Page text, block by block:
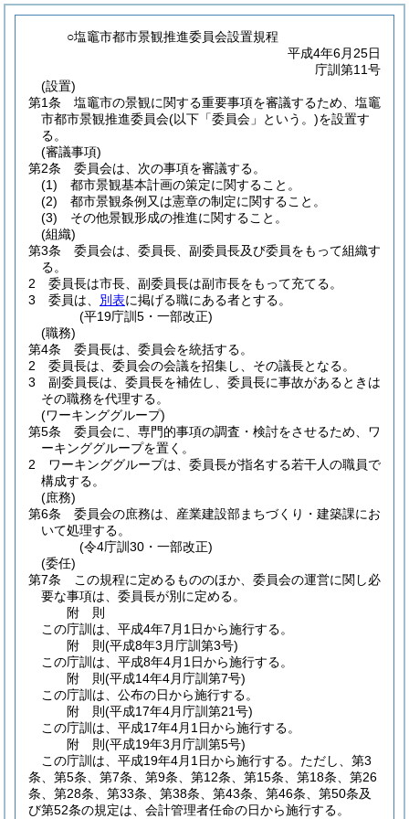
○塩竈市都市景観推進委員会設置規程
平成4年6月25日
庁訓第11号
(設置)
第1条
塩竈市の景観に関する重要事項を審議するため、塩竈
市都市景観推進委員会(以下「委員会」という。)を設置す
る。
(審議事項)
第2条
委員会は、次の事項を審議する。
(1)
都市景観基本計画の策定に関すること。
(2)
都市景観条例又は憲章の制定に関すること。
(3)
その他景観形成の推進に関すること。
(組織)
第3条
委員会は、委員長、副委員長及び委員をもって組織す
る。
2
委員長は市長、副委員長は副市長をもって充てる。
3
委員は、 別表に掲げる職にある者とする。
(平19庁訓5・一部改正)
(職務)
第4条
委員長は、委員会を統括する。
2
委員長は、委員会の会議を招集し、その議長となる。
3
副委員長は、委員長を補佐し、委員長に事故があるときは
その職務を代理する。
(ワーキンググループ)
第5条
委員会に、専門的事項の調査・検討をさせるため、ワ
ーキンググループを置く。
2
ワーキンググループは、委員長が指名する若干人の職員で
構成する。
(庶務)
第6条
委員会の庶務は、産業建設部まちづくり・建築課にお
いて処理する。
(令4庁訓30・一部改正)
(委任)
第7条
この規程に定めるもののほか、委員会の運営に関し必
要な事項は、委員長が別に定める。
附 則
この庁訓は、平成4年7月1日から施行する。
附 則(平成8年3月 庁訓第3号)
この庁訓は、平成8年4月1日から施行する。
附 則(平成14年4月 庁訓第7号)
この庁訓は、公布の日から施行する。
附 則(平成17年4月 庁訓第21号)
この庁訓は、平成17年4月1日から施行する。
附 則(平成19年3月 庁訓第5号)
この庁訓は、平成19年4月1日から施行する。 ただし、第3
条、第5条、第7条、第9条、第12条、第15条、第18条、第26
条、第28条、第33条、第38条、第43条、第46条、第50条及
び第52条の規定は、会計管理者任命の日から施行する。